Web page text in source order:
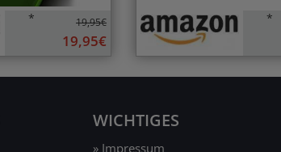
* 19,95€
19,95€
*
WICHTIGES
» Impressum